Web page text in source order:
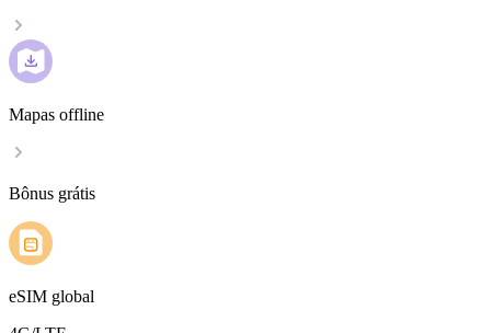
Mapas offline
Bônus grátis
eSIM global